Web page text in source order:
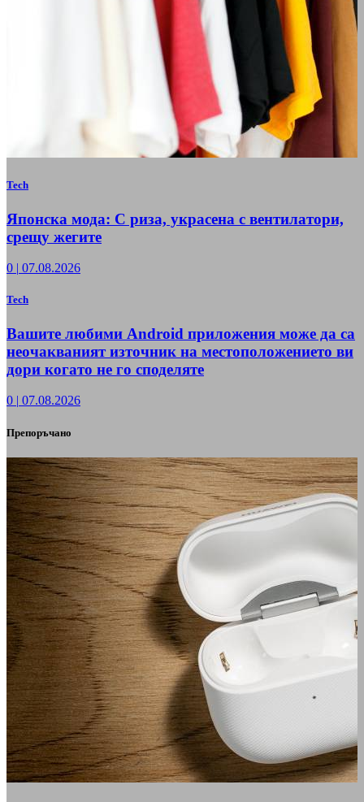
Tech
Японска мода: С риза, украсена с вентилатори,
срещу жегите
0 | 07.08.2026
Tech
Вашите любими Android приложения може да са
неочакваният източник на местоположението ви
дори когато не го споделяте
0 | 07.08.2026
Препоръчано